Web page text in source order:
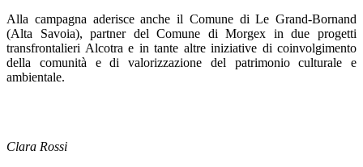
Alla campagna aderisce anche il Comune di Le Grand-Bornand
(Alta Savoia), partner del Comune di Morgex in due progetti
transfrontalieri Alcotra e in tante altre iniziative di coinvolgimento
della comunità e di valorizzazione del patrimonio culturale e
ambientale.
Clara Rossi